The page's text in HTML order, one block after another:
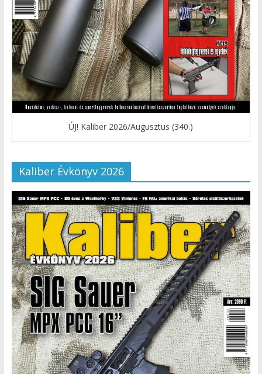
ÚJ! Kaliber 2026/Augusztus (340.)
Kaliber Évkönyv 2026